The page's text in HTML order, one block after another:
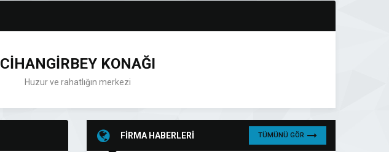
CİHANGİRBEY KONAĞI
Huzur ve rahatlığın merkezi
FİRMA HABERLERİ TÜMÜNÜ GÖR